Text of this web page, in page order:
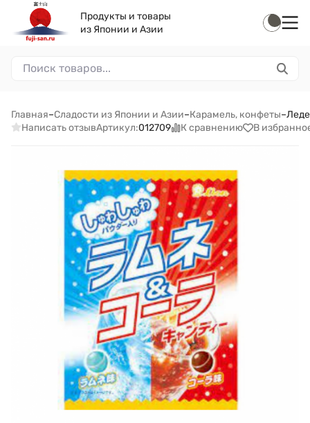
Продукты и товары
из Японии и Азии
Главная–Сладости из Японии и Азии–Карамель, конфеты–
Написать отзывАртикул:012709 К сравнению В